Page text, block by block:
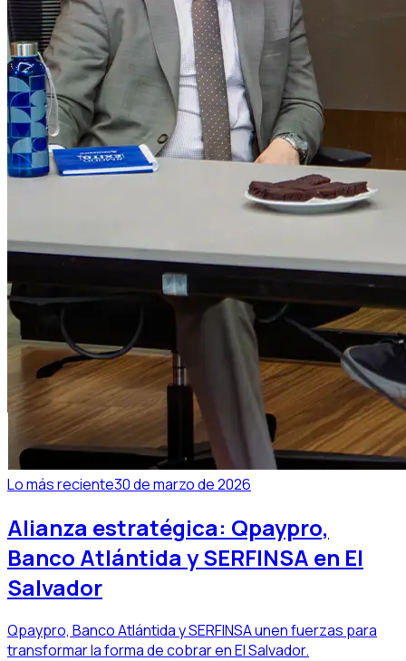
Lo más reciente30 de marzo de 2026
Alianza estratégica: Qpaypro,
Banco Atlántida y SERFINSA en El
Salvador
Qpaypro, Banco Atlántida y SERFINSA unen fuerzas para
transformar la forma de cobrar en El Salvador.